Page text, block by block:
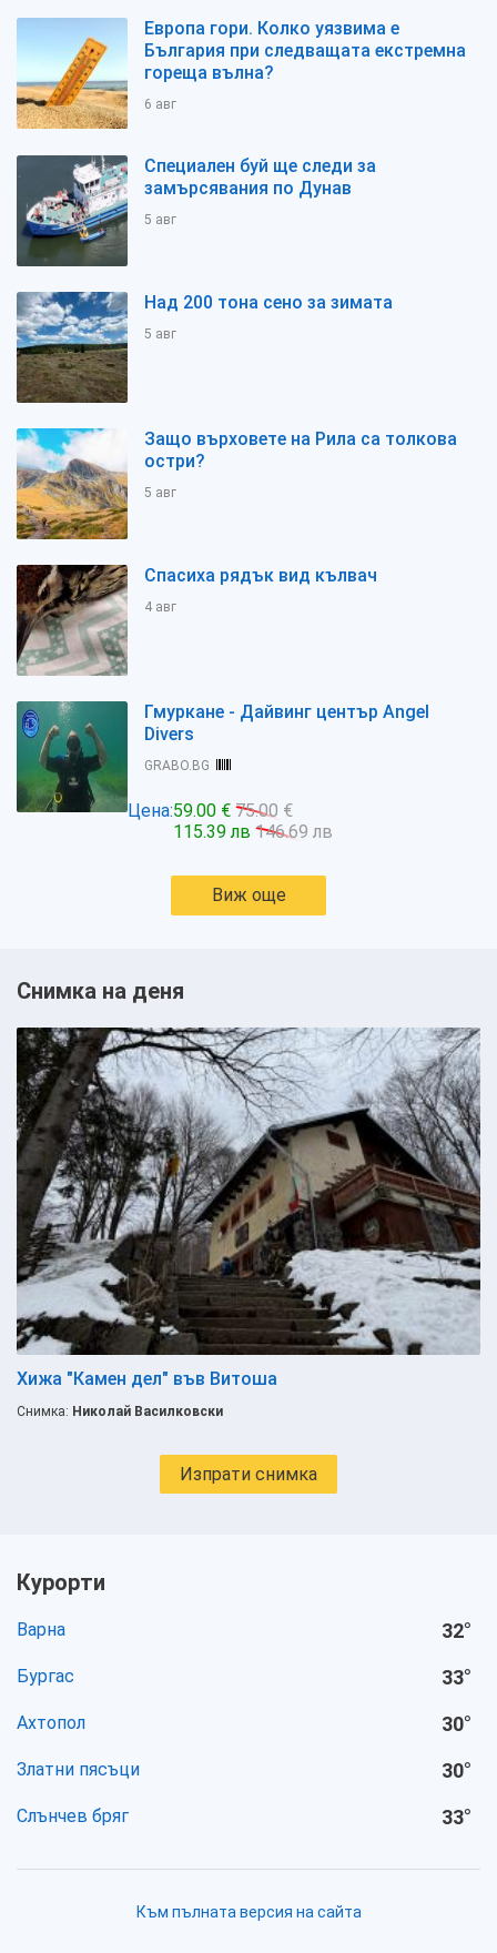
Европа гори. Колко уязвима е
България при следващата екстремна
гореща вълна?
6 авг
Специален буй ще следи за
замърсявания по Дунав
5 авг
Над 200 тона сено за зимата
5 авг
Защо върховете на Рила са толкова
остри?
5 авг
Спасиха рядък вид кълвач
4 авг
Гмуркане - Дайвинг център Angel
Divers
GRABO.BG
Цена:59.00 € 75.00 €
115.39 лв 146.69 лв
Виж още
Снимка на деня
Хижа "Камен дел" във Витоша
Снимка: Николай Василковски
Изпрати снимка
Курорти
Варна 32°
Бургас 33°
Ахтопол 30°
Златни пясъци 30°
Слънчев бряг 33°
Към пълната версия на сайта